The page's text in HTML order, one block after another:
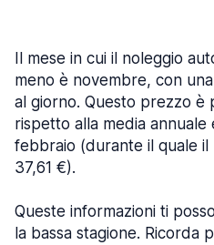
Il mese in cui il noleggio
meno è novembre, con
al giorno. Questo prezzo è
rispetto alla media
febbraio (durante il quale
37,61 €).
Queste informazioni ti
la bassa stagione. Ricorda